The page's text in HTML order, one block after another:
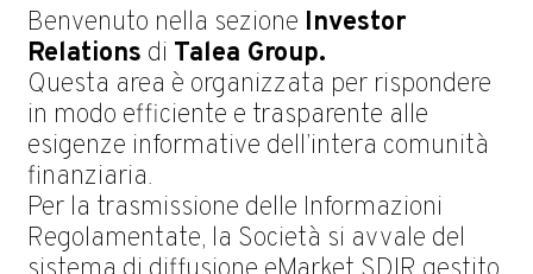
Benvenuto nella sezione Investor
Relations di Talea Group.
Questa area è organizzata per rispondere
in modo efficiente e trasparente alle
esigenze informative dell’intera comunità
finanziaria.
Per la trasmissione delle Informazioni
Regolamentate, la Società si avvale del